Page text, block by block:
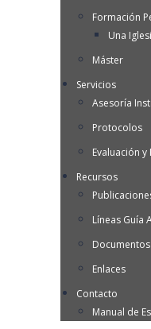
Formación
Una
Máster
Servicios
Asesoría
Protocolos
Evaluación
Recursos
Líneas Guía
Enlaces
Contacto
Manual de